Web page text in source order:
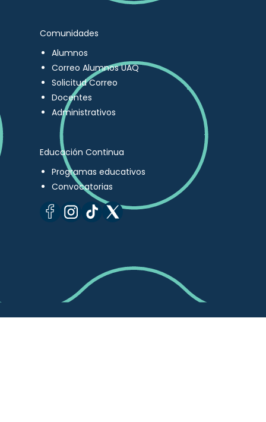
Comunidades
Alumnos
Correo Alumnos UAQ
Solicitud Correo
Docentes
Administrativos
Educación Continua
Programas educativos
Convocatorias